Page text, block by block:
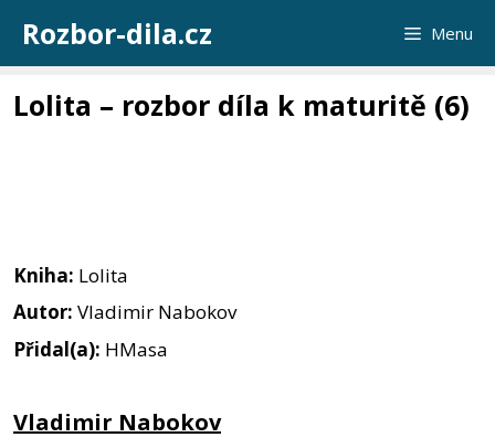
obsah
Rozbor-dila.cz Menu
Lolita – rozbor díla k maturitě (6)
Kniha: Lolita
Autor: Vladimir Nabokov
Přidal(a): HMasa
Vladimir Nabokov